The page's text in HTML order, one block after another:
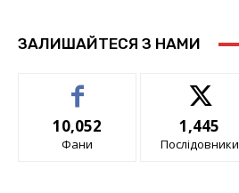
ЗАЛИШАЙТЕСЯ З НАМИ
10,052
Фани
1,445
Послідовники